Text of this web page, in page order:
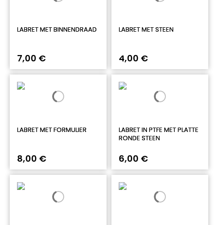
LABRET MET BINNENDRAAD
7,00 €
LABRET MET STEEN
4,00 €
LABRET MET FORMULIER
8,00 €
LABRET IN PTFE MET PLATTE
RONDE STEEN
6,00 €